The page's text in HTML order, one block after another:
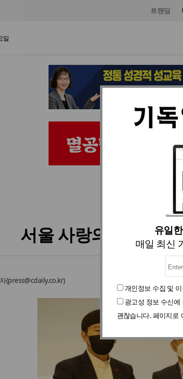
트랜딩
일
유일
매일 최신
개인정보 수집 및
광고성 정보 수신에
괜찮습니다. 페이지로
교단/
서울 사랑의열매-한
(press@cdaily.co.kr)